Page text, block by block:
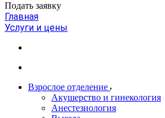
Подать заявку
Главная
Услуги и цены
Взрослое отделение
Акушерство и гинекология
Анестезиология